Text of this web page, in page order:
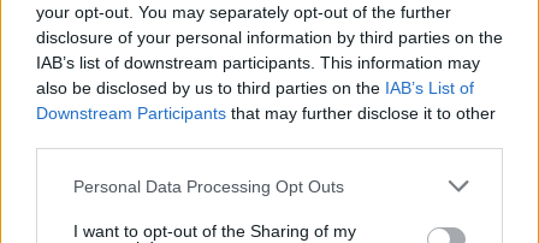
your opt-out. You may separately opt-out of the further
disclosure of your personal information by third parties on the
IAB’s list of downstream participants. This information may
also be disclosed by us to third parties on the IAB’s List of
Downstream Participants that may further disclose it to other
Please note that this website/app uses one or more Google
not limited to your visit or usage behaviour. You may click to
Personal Data Processing Opt Outs
I want to opt-out of the Sharing of my
SALUD Y BIENESTAR